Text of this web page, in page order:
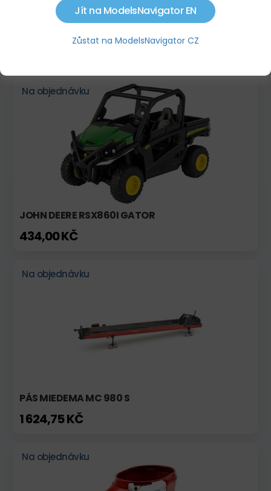
Na objednávku
JOHN DEERE RSX860I GATOR
434,00 KČ
Na objednávku
PÁS MIEDEMA MC 980 S
1 624,75 KČ
Na objednávku
Jít na ModelsNavigator EN
Zůstat na ModelsNavigator CZ